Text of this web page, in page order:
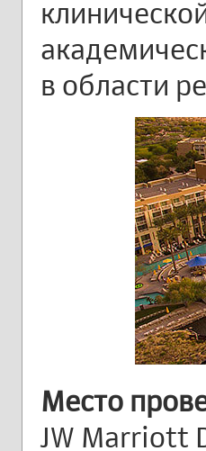
в области
Место
JW Marriott